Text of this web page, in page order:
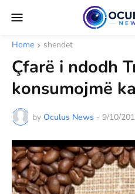
Home shendet
Çfarë i ndodh
konsumojmë
by Oculus News - 9/10/